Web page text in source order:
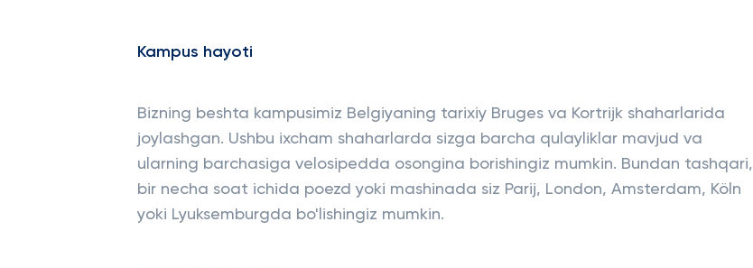
Kampus hayoti
Bizning beshta kampusimiz Belgiyaning tarixiy Bruges va Kortrijk shaharlarida
joylashgan. Ushbu ixcham shaharlarda sizga barcha qulayliklar mavjud va
ularning barchasiga velosipedda osongina borishingiz mumkin. Bundan tashqari,
bir necha soat ichida poezd yoki mashinada siz Parij, London, Amsterdam, Köln
yoki Lyuksemburgda bo'lishingiz mumkin.